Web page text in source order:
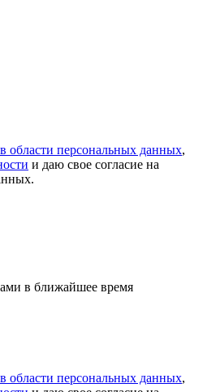
области персональных данных,
и даю свое согласие на
в ближайшее время
области персональных данных,